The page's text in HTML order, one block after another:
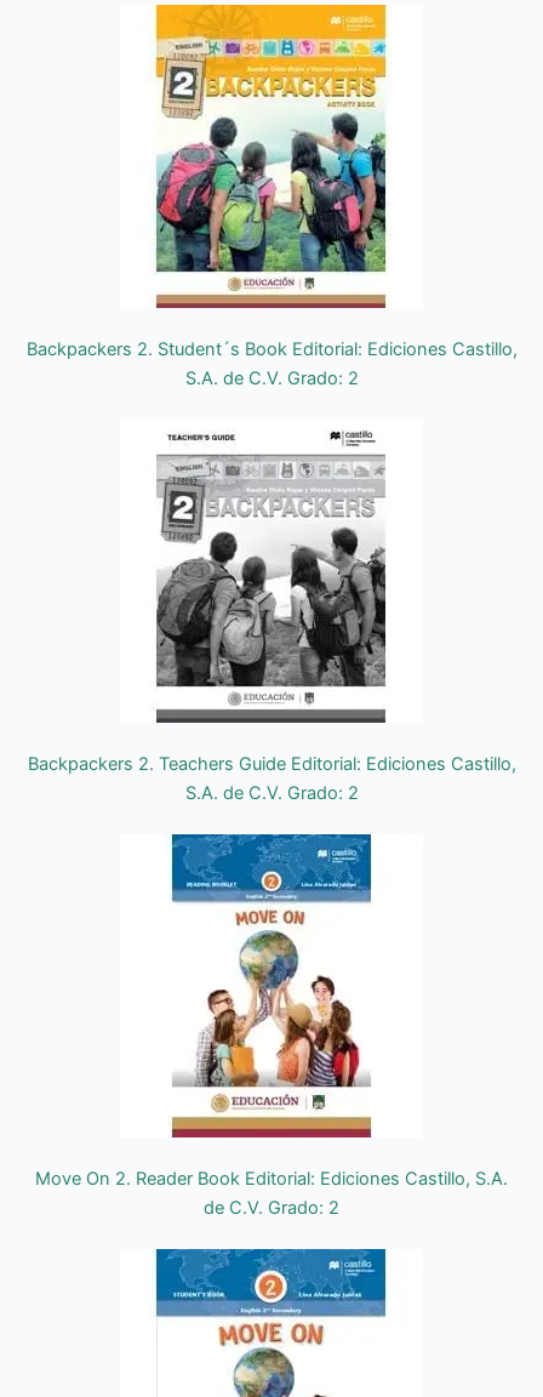
Backpackers 2. Student´s Book Editorial: Ediciones Castillo,
S.A. de C.V. Grado: 2
Backpackers 2. Teachers Guide Editorial: Ediciones Castillo,
S.A. de C.V. Grado: 2
Move On 2. Reader Book Editorial: Ediciones Castillo, S.A.
de C.V. Grado: 2